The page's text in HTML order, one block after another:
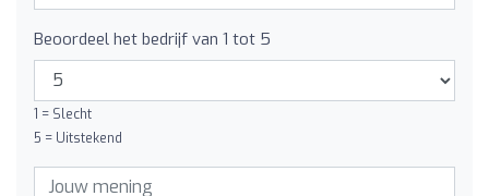
Beoordeel het bedrijf van 1 tot 5
1 = Slecht
5 = Uitstekend